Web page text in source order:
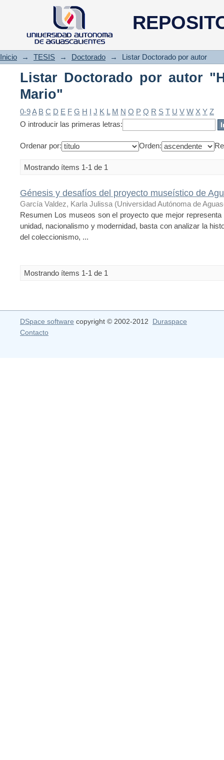
Listar Doctorado por autor
Inicio → TESIS → Doctorado → Listar Doctorado por autor
Listar Doctorado por autor
Mario"
0-9A B C D E F G H I J K L M N O P Q R S T U V W X Y Z
O introducir las primeras letras:
Ordenar por: Orden:
Mostrando ítems 1-1 de 1
Génesis y desafíos del proyecto museístico de
García Valdez, Karla Julissa (Universidad Autónoma de
Resumen Los museos son el proyecto que mejor
unidad, nacionalismo y modernidad, basta con analizar la
del coleccionismo, ...
Mostrando ítems 1-1 de 1
DSpace software copyright © 2002-2012 Duraspace
Contacto